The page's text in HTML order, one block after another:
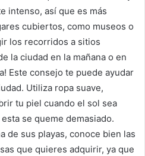
intenso, así que es más
cubiertos, como museos o
los recorridos a sitios
la ciudad en la mañana o en
Este consejo te puede ayudar
Utiliza ropa suave,
tu piel cuando el sol sea
se queme demasiado.
de sus playas, conoce bien las
que quieres adquirir, ya que